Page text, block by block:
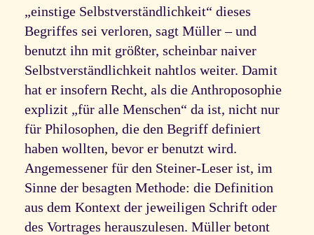
„einstige Selbstverständlichkeit“ dieses
Begriffes sei verloren, sagt Müller – und
benutzt ihn mit größter, scheinbar naiver
Selbstverständlichkeit nahtlos weiter. Damit
hat er insofern Recht, als die Anthroposophie
explizit „für alle Menschen“ da ist, nicht nur
für Philosophen, die den Begriff definiert
haben wollten, bevor er benutzt wird.
Angemessener für den Steiner-Leser ist, im
Sinne der besagten Methode: die Definition
aus dem Kontext der jeweiligen Schrift oder
des Vortrages herauszulesen. Müller betont